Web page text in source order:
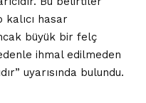
hasar
büyük bir felç
ihmal edilmeden
uyarısında bulundu.